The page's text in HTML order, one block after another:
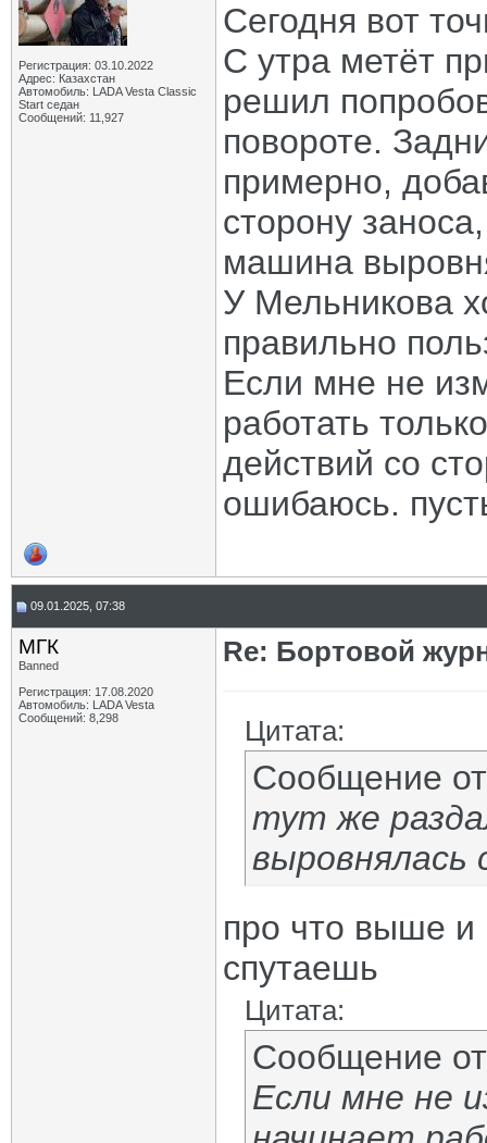
Регистрация: 03.10.2022
Адрес: Казахстан
Автомобиль: LADA Vesta Classic
Start седан
Сообщений: 11,927
Сегодня вот
С утра метёт
решил
повороте.
примерно,
сторону
машина
У Мельникова
правильно
Если мне не
работать
действий со
ошибаюсь.
09.01.2025, 07:38
МГК
Banned
Регистрация: 17.08.2020
Автомобиль: LADA Vesta
Сообщений: 8,298
Re: Бортовой
Цитата:
Сообщение
тут же
выровнялась
про что выше и
спутаешь
Цитата:
Сообщение
Если мне не